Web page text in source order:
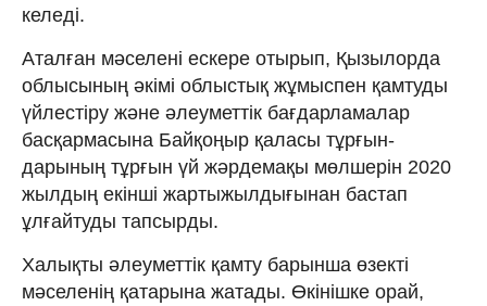
келеді.
Аталған мәселені ескере отырып, Қызылорда
облысының әкімі облыстық жұмыспен қамтуды
үйлестіру және әлеуметтік бағдарламалар
басқармасына Байқоңыр қаласы тұрғын­
дарының тұрғын үй жәрдемақы мөлшерін 2020
жылдың екінші жартыжылдығынан бастап
ұлғайту­ды тапсырды.
Халықты әлеуметтік қамту барынша өзекті
мәселенің қатарына жатады. Өкінішке орай,